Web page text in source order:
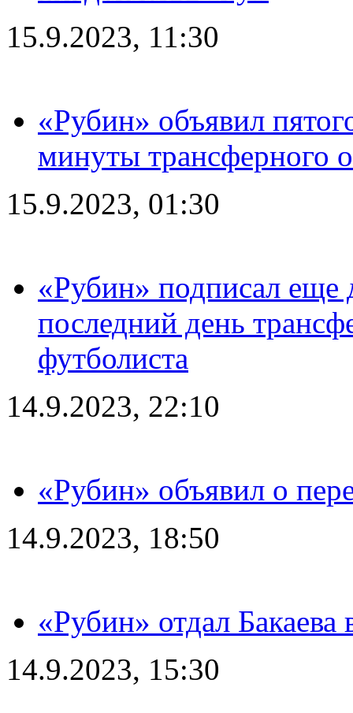
15.9.2023, 11:30
«Рубин» объявил
минуты трансферного
15.9.2023, 01:30
«Рубин» подписал еще
последний день
футболиста
14.9.2023, 22:10
«Рубин» объявил о
14.9.2023, 18:50
«Рубин» отдал
14.9.2023, 15:30